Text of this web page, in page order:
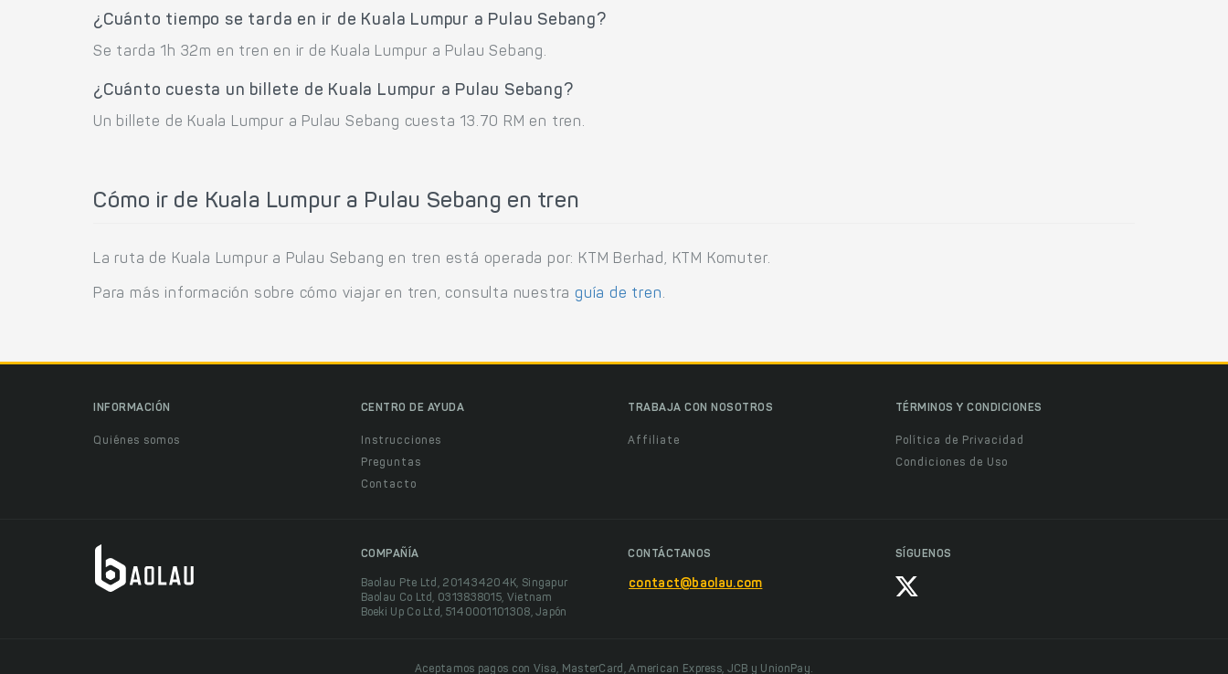
¿Cuánto tiempo se tarda en ir de Kuala Lumpur a Pulau Sebang?
Se tarda 1h 32m en tren en ir de Kuala Lumpur a Pulau Sebang.
¿Cuánto cuesta un billete de Kuala Lumpur a Pulau Sebang?
Un billete de Kuala Lumpur a Pulau Sebang cuesta 13.70 RM en tren.
Cómo ir de Kuala Lumpur a Pulau Sebang en tren
La ruta de Kuala Lumpur a Pulau Sebang en tren está operada por: KTM Berhad, KTM Komuter.
Para más información sobre cómo viajar en tren, consulta nuestra guía de tren.
INFORMACIÓN
Quiénes somos
CENTRO DE AYUDA
Instrucciones
Preguntas
Contacto
TRABAJA CON NOSOTROS
Affiliate
TÉRMINOS Y CONDICIONES
Política de Privacidad
Condiciones de Uso
COMPAÑÍA
Baolau Pte Ltd, 201434204K, Singapur
Baolau Co Ltd, 0313838015, Vietnam
Boeki Up Co Ltd, 5140001101308, Japón
CONTÁCTANOS
contact@baolau.com
SÍGUENOS
Aceptamos pagos con Visa, MasterCard, American Express, JCB y UnionPay.